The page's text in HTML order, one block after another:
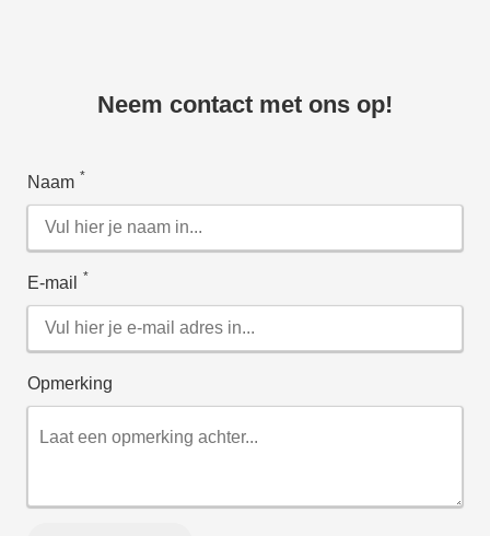
Neem contact met ons op!
Naam *
E-mail *
Opmerking